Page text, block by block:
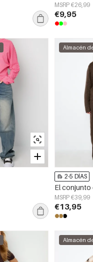
MSRP €26,99
€9,95
Almacén
2-5 DÍAS
MSRP €39,99
€13,95
Almacén